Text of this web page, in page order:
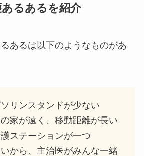
るあるを紹介
あるは以下のようなものがあ
リンスタンドが少ない
家が遠く、移動距離が長い
ステーションが一つ
から、主治医がみんな一緒